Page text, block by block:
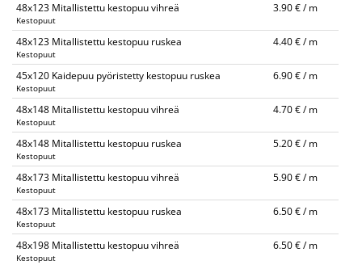
48x123 Mitallistettu kestopuu vihreä
Kestopuut
3.90 € / m
48x123 Mitallistettu kestopuu ruskea
Kestopuut
4.40 € / m
45x120 Kaidepuu pyöristetty kestopuu ruskea
Kestopuut
6.90 € / m
48x148 Mitallistettu kestopuu vihreä
Kestopuut
4.70 € / m
48x148 Mitallistettu kestopuu ruskea
Kestopuut
5.20 € / m
48x173 Mitallistettu kestopuu vihreä
Kestopuut
5.90 € / m
48x173 Mitallistettu kestopuu ruskea
Kestopuut
6.50 € / m
48x198 Mitallistettu kestopuu vihreä
Kestopuut
6.50 € / m